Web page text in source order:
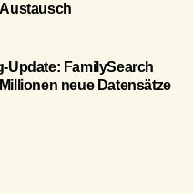
FamilySearch
neue Datensätze